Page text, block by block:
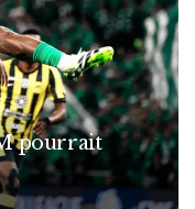
pourrait